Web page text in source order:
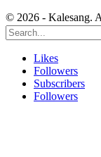
© 2026 - Kalesang.
Likes
Followers
Subscribers
Followers